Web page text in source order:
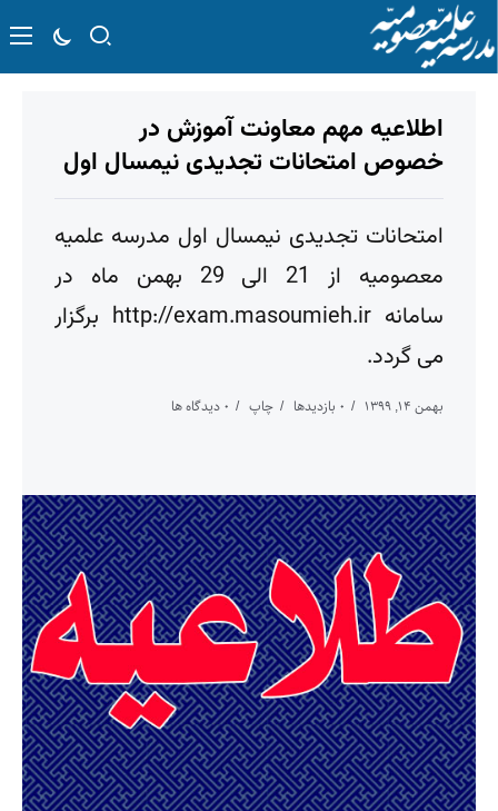
اطلاعیه مهم معاونت آموزش در
خصوص امتحانات تجدیدی نیمسال اول
امتحانات تجدیدی نیمسال اول مدرسه علمیه
معصومیه از 21 الی 29 بهمن ماه در
سامانه http://exam.masoumieh.ir برگزار
می گردد.
بهمن ۱۴, ۱۳۹۹ ۰ بازدیدها چاپ ۰ دیدگاه ها